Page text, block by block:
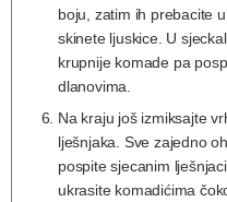
boju, zatim ih prebacite
skinete ljuskice. U
krupnije komade pa
dlanovima.
Na kraju još izmiksajte
lješnjaka. Sve zajedno
pospite sjecanim
ukrasite komadićima